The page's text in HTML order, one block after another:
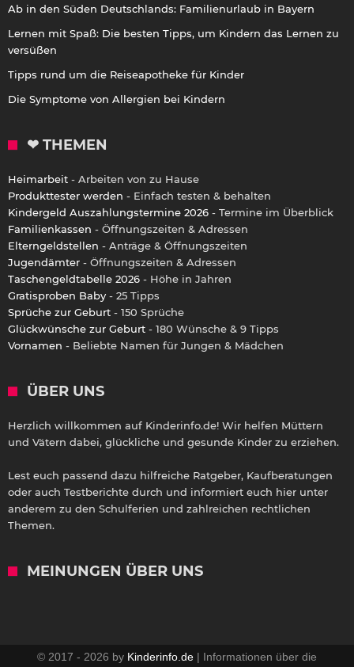
Ab in den Süden Deutschlands: Familienurlaub in Bayern
Lernen mit Spaß: Die besten Tipps, um Kindern das Lernen zu
versüßen
Tipps rund um die Reiseapotheke für Kinder
Die Symptome von Allergien bei Kindern
❤ THEMEN
Heimarbeit - Arbeiten von zu Hause
Produkttester werden - Einfach testen & behalten
Kindergeld Auszahlungstermine 2026 - Termine im Überblick
Familienkassen - Öffnungszeiten & Adressen
Elterngeldstellen - Anträge & Öffnungszeiten
Jugendämter - Öffnungszeiten & Adressen
Taschengeldtabelle 2026 - Höhe in Jahren
Gratisproben Baby - 25 Tipps
Sprüche zur Geburt - 150 Sprüche
Glückwünsche zur Geburt - 180 Wünsche & 9 Tipps
Vornamen - Beliebte Namen für Jungen & Mädchen
ÜBER UNS
Herzlich willkommen auf Kinderinfo.de! Wir helfen Müttern
und Vätern dabei, glückliche und gesunde Kinder zu erziehen.
Lest euch passend dazu hilfreiche Ratgeber, Kaufberatungen
oder auch Testberichte durch und informiert euch hier unter
anderem zu den Schulferien und zahlreichen rechtlichen
Themen.
MEINUNGEN ÜBER UNS
© 2017 - 2026 by Kinderinfo.de | Informationen über die